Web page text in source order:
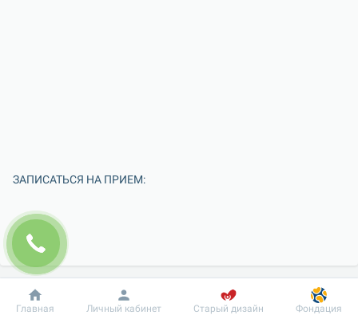
ЗАПИСАТЬСЯ НА ПРИЕМ:
Добробут Информация Пациенту
Главная Личный кабинет Старый дизайн Фондация